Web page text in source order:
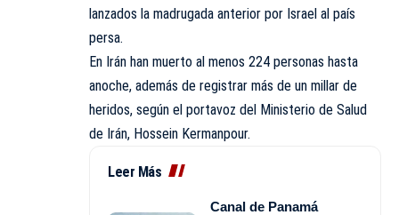
lanzados la madrugada anterior por Israel al país
persa.
En Irán han muerto al menos 224 personas hasta
anoche, además de registrar más de un millar de
heridos, según el portavoz del Ministerio de Salud
de Irán, Hossein Kermanpour.
Leer Más
Canal de Panamá